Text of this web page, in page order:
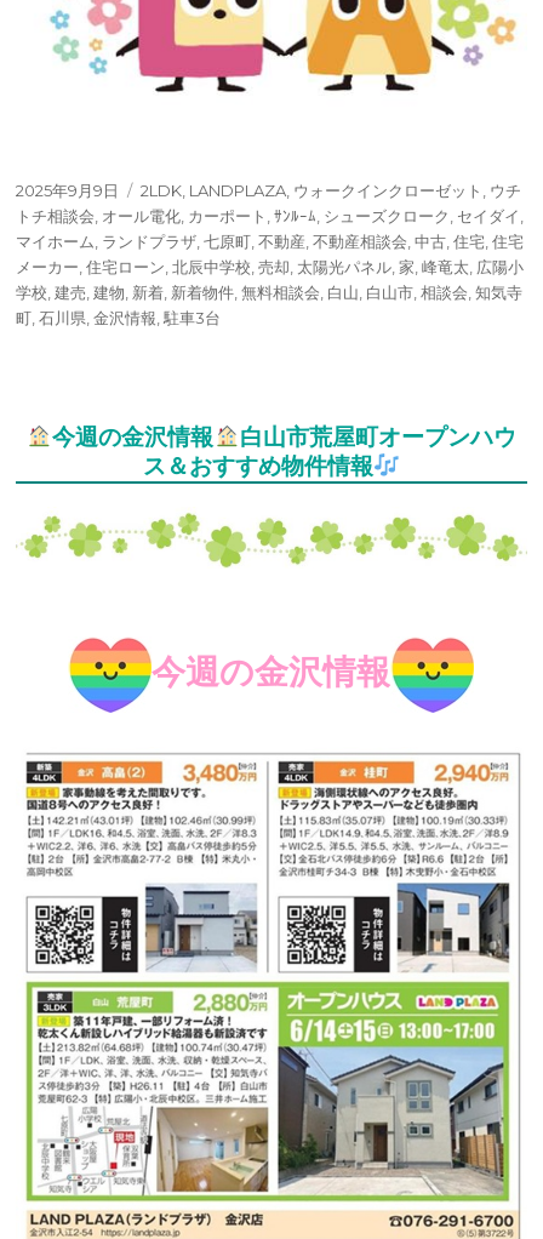
投
稿
日:
2025年9月9日
タ
グ
2LDK, LANDPLAZA, ウォークインクローゼット , ウチ
トチ相談会, オール電化, カーポート ,ｻﾝﾙｰﾑ, シューズクローク, セイダイ,
マイホーム, ランドプラザ,七原町,不動産,不動産相談会,中古,住宅,住宅
メーカー,住宅ローン,北辰中学校,売却, 太陽光パネル,家,峰竜太, 広陽小
学校,建売,建物, 新着, 新着物件,無料相談会, 白山, 白山市,相談会,知気寺
町,石川県,金沢情報,駐車3台
今週の金沢情報
白山市荒屋町オープンハウ
ス＆おすすめ物件情報
今週の金沢情報